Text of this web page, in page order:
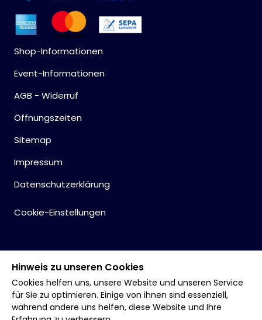
Shop-Informationen
Event-Informationen
AGB - Widerruf
Öffnungszeiten
Sitemap
Impressum
Datenschutzerklärung
Cookie-Einstellungen
Hinweis zu unseren Cookies
Cookies helfen uns, unsere Website und unseren Service
für Sie zu optimieren. Einige von ihnen sind essenziell,
während andere uns helfen, diese Website und Ihre